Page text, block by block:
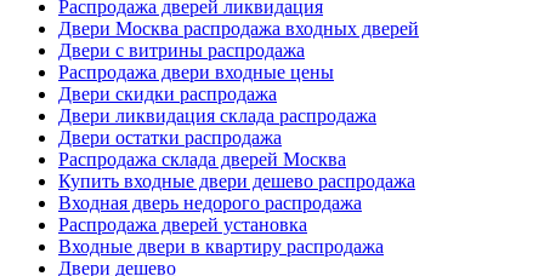
Распродажа дверей ликвидация
Двери Москва распродажа входных дверей
Двери с витрины распродажа
Распродажа двери входные цены
Двери скидки распродажа
Двери ликвидация склада распродажа
Двери остатки распродажа
Распродажа склада дверей Москва
Купить входные двери дешево распродажа
Входная дверь недорого распродажа
Распродажа дверей установка
Входные двери в квартиру распродажа
Двери дешево